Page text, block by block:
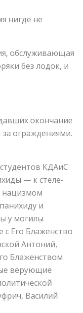
нигде не
обслуживающая
без лодок, и
окончание
ограждениями.
КДАиС
— к стеле-
нацизмом
и
у могилы
Его Блаженство
Антоний,
Блаженством
верующие
Василий